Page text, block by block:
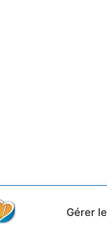
Gérer
réduction des